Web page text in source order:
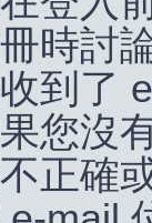
時討
到了
您沒
正確